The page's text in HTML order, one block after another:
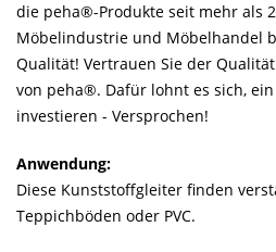
die peha®-Produkte seit mehr als
Möbelindustrie und Möbelhandel
Qualität! Vertrauen Sie der
von peha®. Dafür lohnt es sich,
investieren - Versprochen!
Anwendung:
Diese Kunststoffgleiter finden
Teppichböden oder PVC.